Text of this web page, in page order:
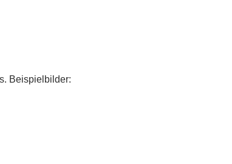
Beispielbilder:
Wunschliste hinzufügen zu